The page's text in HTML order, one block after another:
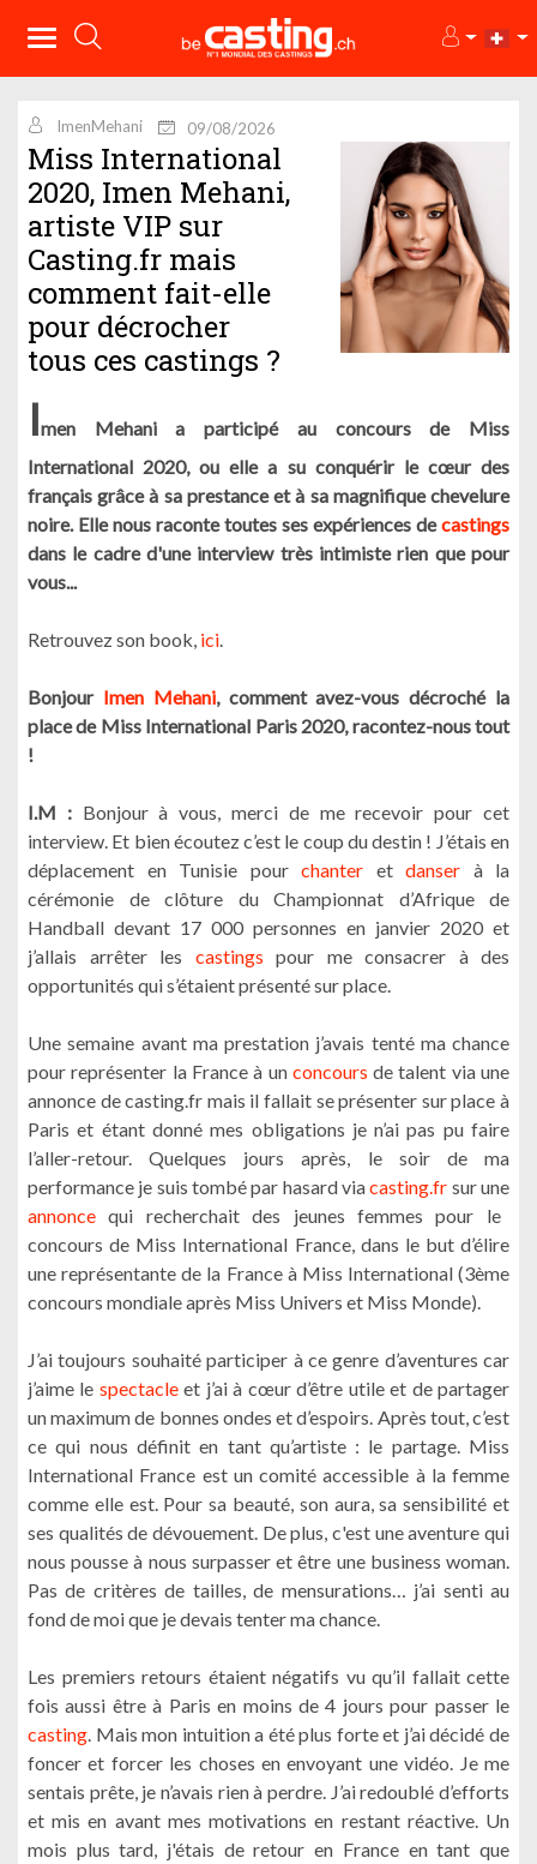
ImenMehani 09/08/2026
Miss International
2020, Imen Mehani,
artiste VIP sur
Casting.fr mais
comment fait-elle
pour décrocher
tous ces castings ?
Imen Mehani a participé au concours de Miss
International 2020, ou elle a su conquérir le cœur des
français grâce à sa prestance et à sa magnifique chevelure
noire. Elle nous raconte toutes ses expériences decastings
dans le cadre d'une interview très intimiste rien que pour
vous...
Retrouvez son book, ici.
Bonjour Imen Mehani, comment avez-vous décroché la
place de Miss International Paris 2020, racontez-nous tout
!
I.M : Bonjour à vous, merci de me recevoir pour cet
interview. Et bien écoutez c’est le coup du destin ! J’étais en
déplacement en Tunisie pour chanter et danser à la
cérémonie de clôture du Championnat d’Afrique de
Handball devant 17 000 personnes en janvier 2020 et
j’allais arrêter les castings pour me consacrer à des
opportunités qui s’étaient présenté sur place.
Une semaine avant ma prestation j’avais tenté ma chance
pour représenter la France à un concours de talent via une
annonce de casting.fr mais il fallait se présenter sur place à
Paris et étant donné mes obligations je n’ai pas pu faire
l’aller-retour. Quelques jours après, le soir de ma
performance je suis tombé par hasard viacasting.fr sur une
annonce qui recherchait des jeunes femmes pour le
concours de Miss International France, dans le but d’élire
une représentante de la France à Miss International (3ème
concours mondiale après Miss Univers et Miss Monde).
J’ai toujours souhaité participer à ce genre d’aventures car
j’aime le spectacleet j’ai à cœur d’être utile et de partager
un maximum de bonnes ondes et d’espoirs. Après tout, c’est
ce qui nous définit en tant qu’artiste : le partage. Miss
International France est un comité accessible à la femme
comme elle est. Pour sa beauté, son aura, sa sensibilité et
ses qualités de dévouement. De plus, c'est une aventure qui
nous pousse à nous surpasser et être une business woman.
Pas de critères de tailles, de mensurations… j’ai senti au
fond de moi que je devais tenter ma chance.
Les premiers retours étaient négatifs vu qu’il fallait cette
fois aussi être à Paris en moins de 4 jours pour passer le
casting. Mais mon intuition a été plus forte et j’ai décidé de
foncer et forcer les choses en envoyant une vidéo. Je me
sentais prête, je n’avais rien à perdre. J’ai redoublé d’efforts
et mis en avant mes motivations en restant réactive. Un
mois plus tard, j'étais de retour en France en tant que